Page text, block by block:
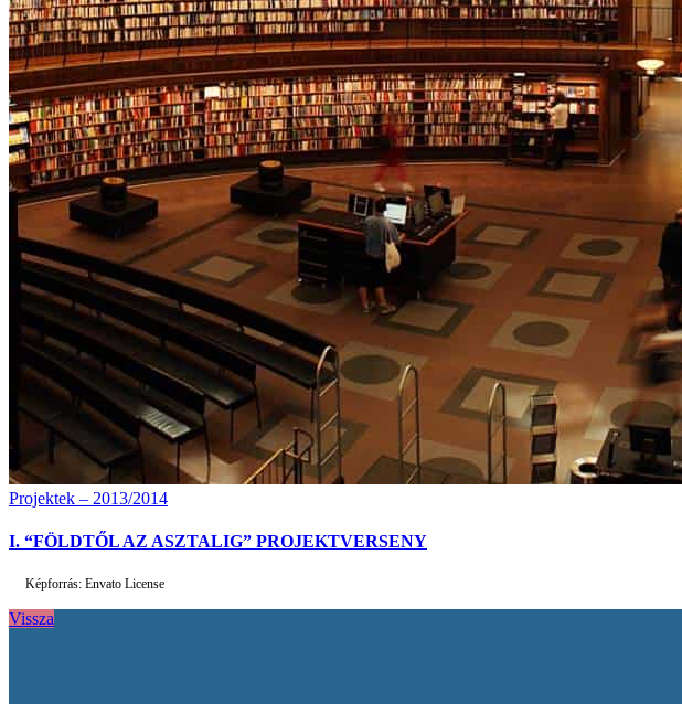
Projektek – 2013/2014
I. “FÖLDTŐL AZ ASZTALIG” PROJEKTVERSENY
Képforrás: Envato License
Vissza